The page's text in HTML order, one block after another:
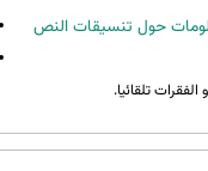
حول تنسيقات النص
تلقائيا.